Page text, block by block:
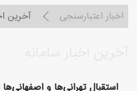
اخبار اعتبارسنجی آخرین
استقبال تهرانی‌ها و